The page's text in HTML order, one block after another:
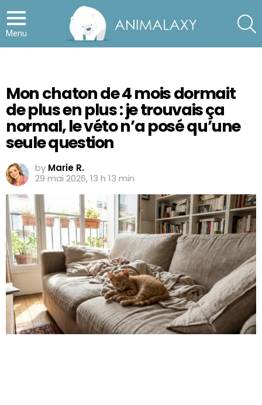
Menu
Mon chaton de 4 mois dormait
de plus en plus : je trouvais ça
normal, le véto n’a posé qu’une
seule question
by Marie R.
29 mai 2026, 13 h 13 min